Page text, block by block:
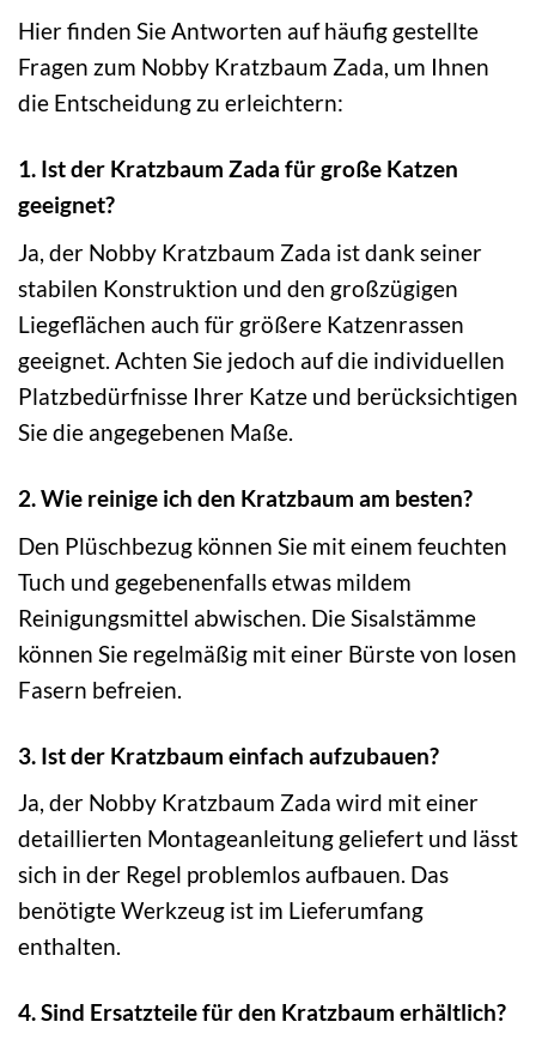
Hier finden Sie Antworten auf häufig gestellte
Fragen zum Nobby Kratzbaum Zada, um Ihnen
die Entscheidung zu erleichtern:
1. Ist der Kratzbaum Zada für große Katzen
geeignet?
Ja, der Nobby Kratzbaum Zada ist dank seiner
stabilen Konstruktion und den großzügigen
Liegeflächen auch für größere Katzenrassen
geeignet. Achten Sie jedoch auf die individuellen
Platzbedürfnisse Ihrer Katze und berücksichtigen
Sie die angegebenen Maße.
2. Wie reinige ich den Kratzbaum am besten?
Den Plüschbezug können Sie mit einem feuchten
Tuch und gegebenenfalls etwas mildem
Reinigungsmittel abwischen. Die Sisalstämme
können Sie regelmäßig mit einer Bürste von losen
Fasern befreien.
3. Ist der Kratzbaum einfach aufzubauen?
Ja, der Nobby Kratzbaum Zada wird mit einer
detaillierten Montageanleitung geliefert und lässt
sich in der Regel problemlos aufbauen. Das
benötigte Werkzeug ist im Lieferumfang
enthalten.
4. Sind Ersatzteile für den Kratzbaum erhältlich?